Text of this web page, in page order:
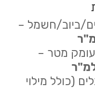
ביוב/חשמל –
עומק מטר –
(כולל מילוי